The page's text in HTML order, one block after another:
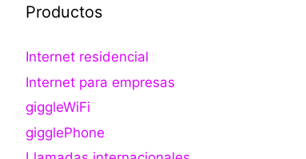
Productos
Internet residencial
Internet para empresas
giggleWiFi
gigglePhone